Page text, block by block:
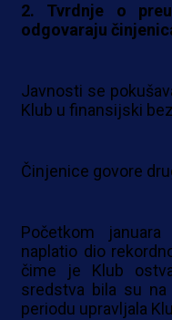
2. Tvrdnje o
odgovaraju
Javnosti se
Klub u finansijski
Činjenice govore
Početkom
naplatio dio
čime je Klub
sredstva bila su
periodu upravljala